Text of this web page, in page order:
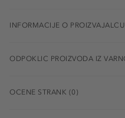
INFORMACIJE O PROIZVAJALCU
ODPOKLIC PROIZVODA IZ
OCENE STRANK (0)